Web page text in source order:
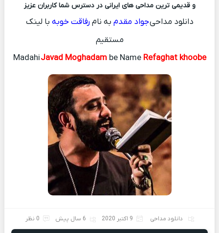
و قدیمی ترین مداحی های ایرانی در دسترس شما کاربران عزیز
دانلود مداحیجواد مقدم به نام رفاقت خوبه با لینک
مستقیم
MadahiJavad Moghadam be NameRefaghat khoobe
دانلود مداحی 9 اکتبر 2020 6 سال پیش 0 نظر